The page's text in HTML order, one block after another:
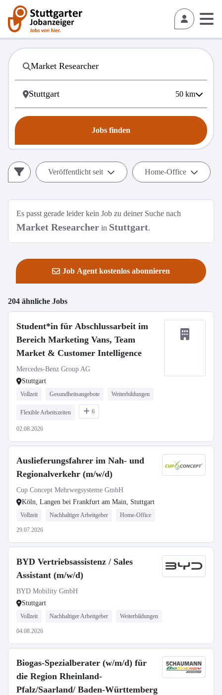
50 km
Jobs finden
Veröffentlicht seit Home-Office
Es passt gerade leider kein Job zu deiner Suche nach
Market Researcher in Stuttgart.
Job Agent kostenlos abonnieren
204 ähnliche Jobs
Student*in für Abschlussarbeit im
Bereich Marketing Vans, Team
Market & Customer Intelligence
Mercedes-Benz Group AG
Stuttgart
Vollzeit Gesundheitsangebote Weiterbildungen
Flexible Arbeitszeiten 6
02.08.2026
Auslieferungsfahrer im Nah- und
Regionalverkehr (m/w/d)
Cup Concept Mehrwegsysteme GmbH
Köln, Langen bei Frankfurt am Main, Stuttgart
Vollzeit Nachhaltiger Arbeitgeber Home-Office
29.07.2026
BYD Vertriebsassistenz / Sales
Assistant (m/w/d)
BYD Mobility GmbH
Stuttgart
Vollzeit Nachhaltiger Arbeitgeber Weiterbildungen
04.08.2026
Biogas-Spezialberater (w/m/d) für
die Region Rheinland-
Pfalz/Saarland/ Baden-Württemberg